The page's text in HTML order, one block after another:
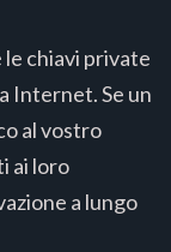
le chiavi private
Internet. Se un
al vostro
ai loro
a lungo